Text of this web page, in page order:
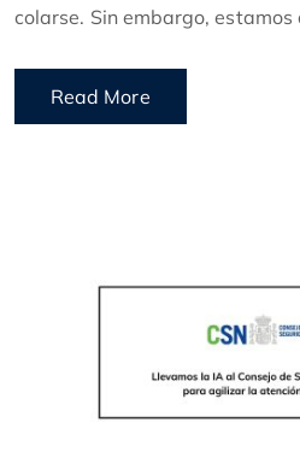
colarse. Sin embargo, estamos
Read More